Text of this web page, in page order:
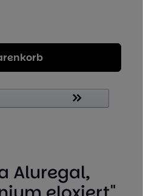
Wert
Aluregal,